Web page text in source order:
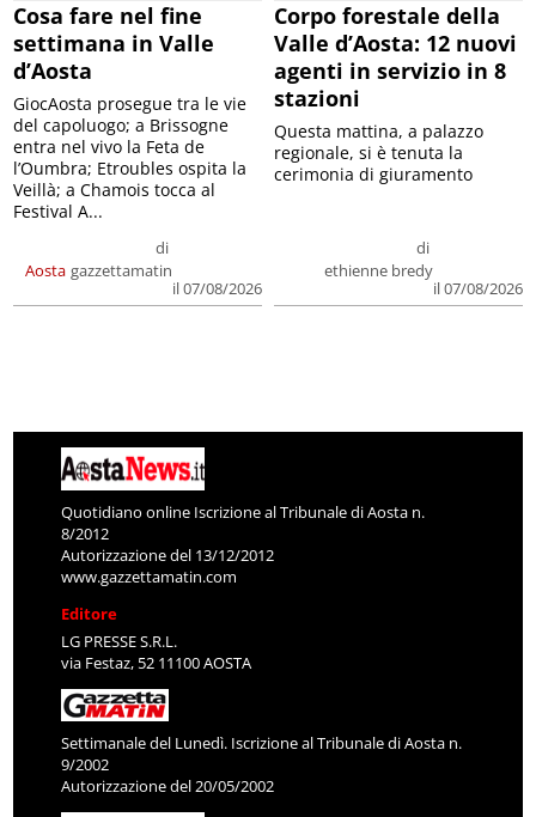
Cosa fare nel fine
settimana in Valle
d’Aosta
Aosta
di
gazzettamatin
il 07/08/2026
GiocAosta prosegue tra le vie
del capoluogo; a Brissogne
entra nel vivo la Feta de
l’Oumbra; Etroubles ospita la
Veillà; a Chamois tocca al
Festival A...
Corpo forestale della
Valle d’Aosta: 12 nuovi
agenti in servizio in 8
stazioni
di
ethienne bredy
il 07/08/2026
Questa mattina, a palazzo
regionale, si è tenuta la
cerimonia di giuramento
Quotidiano online Iscrizione al Tribunale di Aosta n.
8/2012
Autorizzazione del 13/12/2012
www.gazzettamatin.com
Editore
LG PRESSE S.R.L.
via Festaz, 52 11100 AOSTA
Settimanale del Lunedì. Iscrizione al Tribunale di Aosta n.
9/2002
Autorizzazione del 20/05/2002